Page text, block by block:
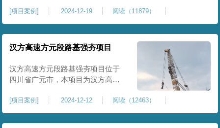
套设置，本次对主要对项目生产车
间区域进行强夯施工，面积约为
20000平方米，要求经强夯后地基承
载力不低于140Kpa。康尚强夯公司
场，设备型号为ZRYG3500C，施工
作业人员按照设计严格施工。
[项目案例] 2024-12-19 阅读（11879）
汉方高速方元段路基强夯项目
汉方高速方元段路基强夯项目位于
四川省广元市，本项目为汉方高速
240000平方米，施工周期长，待路
基回填达到设计标高后，强夯施工
一次。我司于土方单位交叉作业。
[项目案例] 2024-12-12 阅读（12463）